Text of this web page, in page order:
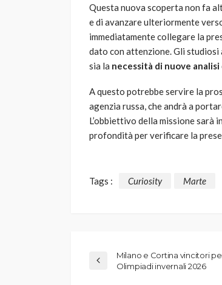
Questa nuova scoperta non fa
e di avanzare ulteriormente
immediatamente collegare la
dato con attenzione. Gli
sia la necessità di nuove analisi
A questo potrebbe servire la
agenzia russa, che andrà a
L’obbiettivo della missione sarà
profondità per verificare la
Tags : Curiosity Marte
Milano e Cortina vincitori
Olimpiadi invernali 2026